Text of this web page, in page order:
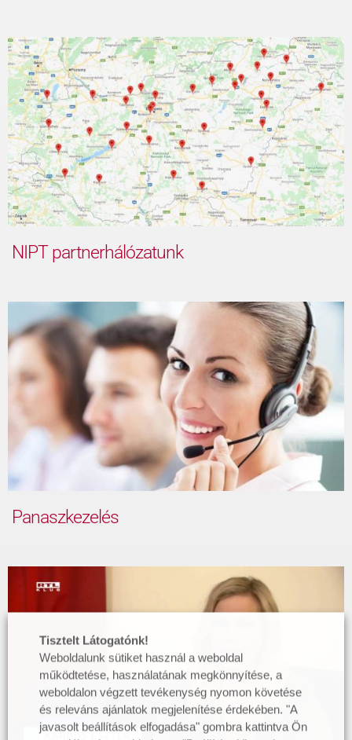
NIPT partnerhálózatunk
Panaszkezelés
Tisztelt Látogatónk!
Weboldalunk sütiket használ a weboldal
működtetése, használatának megkönnyítése, a
weboldalon végzett tevékenység nyomon követése
és releváns ajánlatok megjelenítése érdekében. "A
javasolt beállítások elfogadása" gombra kattintva Ön